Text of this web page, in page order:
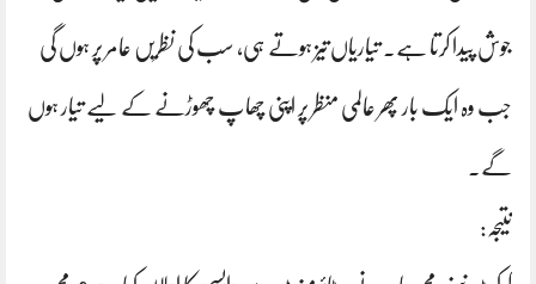
جوش پیدا کرتا ہے۔ تیاریاں تیز ہوتے ہی، سب کی نظریں عامر پر ہوں گی
جب وہ ایک بار پھر عالمی منظر پر اپنی چھاپ چھوڑنے کے لیے تیار ہوں
گے۔
نتیجہ: